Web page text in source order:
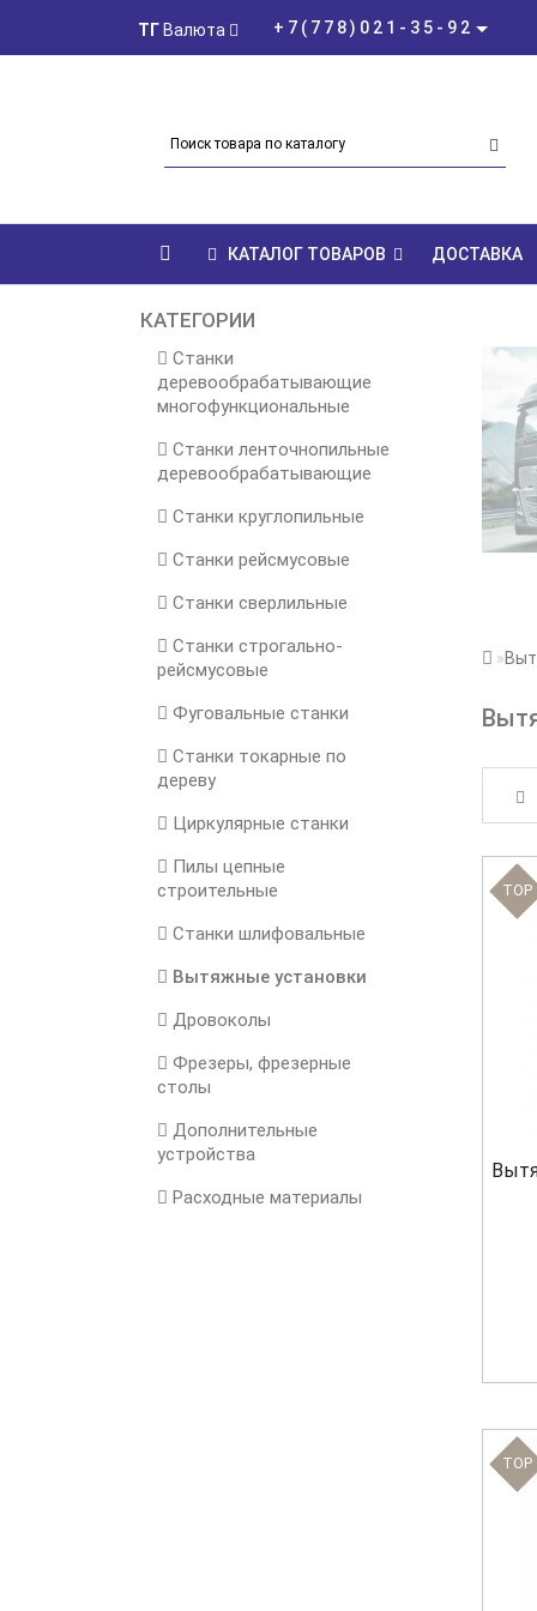
ТГ Валюта +7(778)021-35-92
КАТАЛОГ ТОВАРОВ ДОСТАВКА
КАТЕГОРИИ
Станки
деревообрабатывающие
многофункциональные
Станки ленточнопильные
деревообрабатывающие
Станки круглопильные
Станки рейсмусовые
Станки сверлильные
Станки строгально-
рейсмусовые
Фуговальные станки
Станки токарные по
дереву
Циркулярные станки
Пилы цепные
строительные
Станки шлифовальные
Вытяжные установки
Дровоколы
Фрезеры, фрезерные
столы
Дополнительные
устройства
Расходные материалы
TOP
TOP